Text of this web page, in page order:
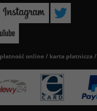
online / karta płatnicza /